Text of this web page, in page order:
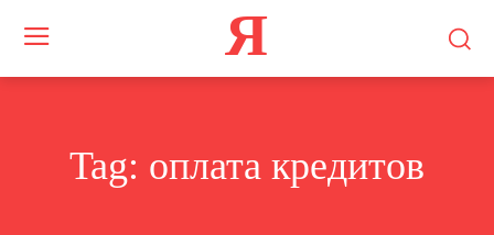
Я
Tag: оплата кредитов